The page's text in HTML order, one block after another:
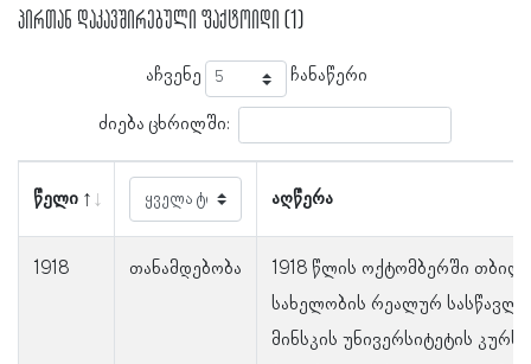
პირთან დაკავშირებული ფაქტოიდი (1)
აჩვენე ჩანაწერი
ძიება ცხრილში:
წელი აღწერა
1918 თანამდებობა
1918 წლის ოქტომბერში
სახელობის რეალურ
მინსკის უნივერსიტეტის